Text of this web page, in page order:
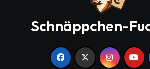
Schnäppchen-